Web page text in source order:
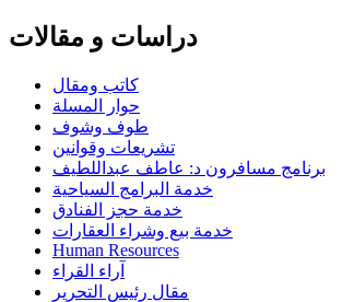
دراسات و مقالات
كاتب ومقال
حوار المسلة
طوف وشوف
تشريعات وقوانين
برنامج مسافرون د: عاطف عبداللطيف
خدمة البرامج السياحية
خدمة حجز الفنادق
خدمة بيع وشراء العقارات
Human Resources
آراء القراء
مقال رئيس التحرير